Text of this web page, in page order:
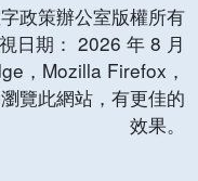
政策辦公室版權所有
日期： 2026 年 8 月
，Mozilla Firefox，
覽此網站，有更佳的
效果。